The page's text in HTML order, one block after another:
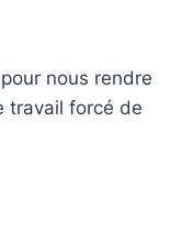
nous rendre
travail forcé de